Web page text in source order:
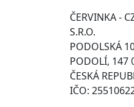
ČERVINKA -
S.R.O.
PODOLSKÁ
PODOLÍ, 147
ČESKÁ
IČO: